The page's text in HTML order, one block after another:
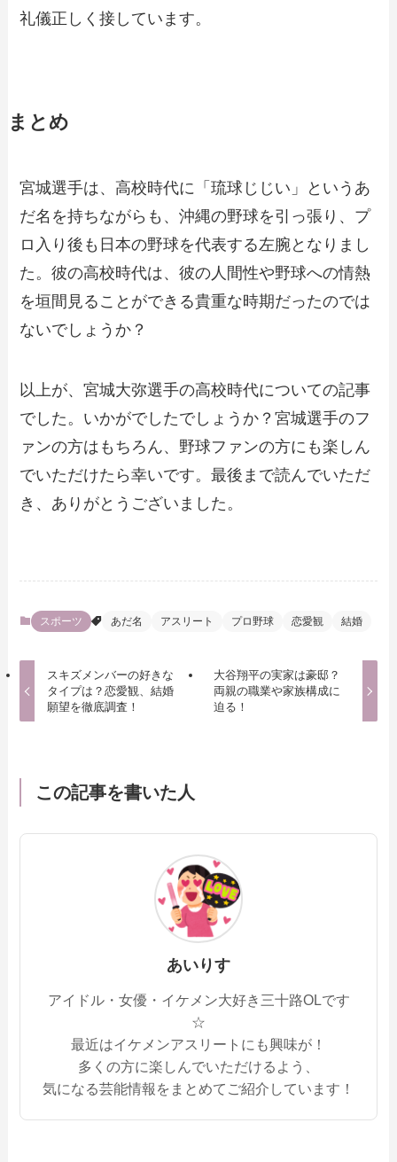
礼儀正しく接しています。
まとめ
宮城選手は、高校時代に「琉球じじい」というあ
だ名を持ちながらも、沖縄の野球を引っ張り、プ
ロ入り後も日本の野球を代表する左腕となりまし
た。彼の高校時代は、彼の人間性や野球への情熱
を垣間見ることができる貴重な時期だったのでは
ないでしょうか？
以上が、宮城大弥選手の高校時代についての記事
でした。いかがでしたでしょうか？宮城選手のフ
ァンの方はもちろん、野球ファンの方にも楽しん
でいただけたら幸いです。最後まで読んでいただ
き、ありがとうございました。
スポーツ あだ名 アスリート プロ野球 恋愛観 結婚
スキズメンバーの好きな
タイプは？恋愛観、結婚
願望を徹底調査！
大谷翔平の実家は豪邸？
両親の職業や家族構成に
迫る！
この記事を書いた人
あいりす
アイドル・女優・イケメン大好き三十路OLです
☆
最近はイケメンアスリートにも興味が！
多くの方に楽しんでいただけるよう、
気になる芸能情報をまとめてご紹介しています！